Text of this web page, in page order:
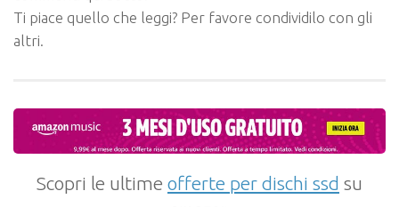
Ti piace quello che leggi? Per favore condividilo con gli
altri.
Scopri le ultime offerte per dischi ssd su